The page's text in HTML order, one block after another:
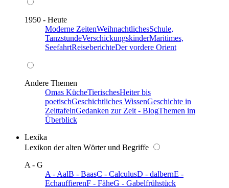
1950 - Heute
Moderne ZeitenWeihnachtlichesSchule,
TanzstundeVerschickungskinderMaritimes,
SeefahrtReiseberichteDer vordere Orient
Andere Themen
Omas KücheTierischesHeiter bis
poetischGeschichtliches WissenGeschichte in
ZeittafelnGedanken zur Zeit - BlogThemen im
Überblick
Lexika
Lexikon der alten Wörter und Begriffe
A - G
A - AalB - BaasC - CalculusD - dalbernE -
EchauffierenF - FäheG - Gabelfrühstück